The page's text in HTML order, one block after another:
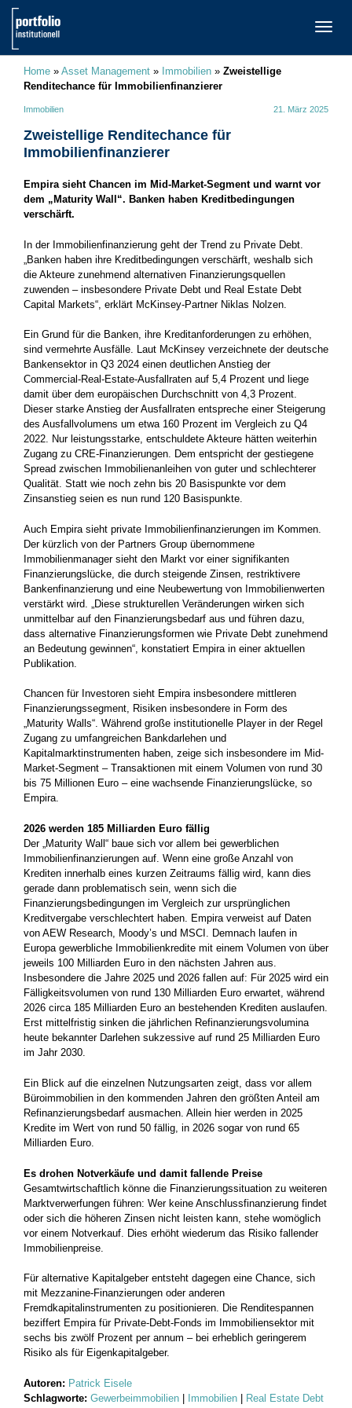
Home » Asset Management » Immobilien » Zweistellige
Renditechance für Immobilienfinanzierer
Immobilien 21. März 2025
Zweistellige Renditechance für
Immobilienfinanzierer
Empira sieht Chancen im Mid-Market-Segment und warnt vor
dem „Maturity Wall“. Banken haben Kreditbedingungen
verschärft.
In der Immobilienfinanzierung geht der Trend zu Private Debt.
„Banken haben ihre Kreditbedingungen verschärft, weshalb sich
die Akteure zunehmend alternativen Finanzierungsquellen
zuwenden – insbesondere Private Debt und Real Estate Debt
Capital Markets“, erklärt McKinsey-Partner Niklas Nolzen.
Ein Grund für die Banken, ihre Kreditanforderungen zu erhöhen,
sind vermehrte Ausfälle. Laut McKinsey verzeichnete der deutsche
Bankensektor in Q3 2024 einen deutlichen Anstieg der
Commercial-Real-Estate-Ausfallraten auf 5,4 Prozent und liege
damit über dem europäischen Durchschnitt von 4,3 Prozent.
Dieser starke Anstieg der Ausfallraten entspreche einer Steigerung
des Ausfallvolumens um etwa 160 Prozent im Vergleich zu Q4
2022. Nur leistungsstarke, entschuldete Akteure hätten weiterhin
Zugang zu CRE-Finanzierungen. Dem entspricht der gestiegene
Spread zwischen Immobilienanleihen von guter und schlechterer
Qualität. Statt wie noch zehn bis 20 Basispunkte vor dem
Zinsanstieg seien es nun rund 120 Basispunkte.
Auch Empira sieht private Immobilienfinanzierungen im Kommen.
Der kürzlich von der Partners Group übernommene
Immobilienmanager sieht den Markt vor einer signifikanten
Finanzierungslücke, die durch steigende Zinsen, restriktivere
Bankenfinanzierung und eine Neubewertung von Immobilienwerten
verstärkt wird. „Diese strukturellen Veränderungen wirken sich
unmittelbar auf den Finanzierungsbedarf aus und führen dazu,
dass alternative Finanzierungsformen wie Private Debt zunehmend
an Bedeutung gewinnen“, konstatiert Empira in einer aktuellen
Publikation.
Chancen für Investoren sieht Empira insbesondere mittleren
Finanzierungssegment, Risiken insbesondere in Form des
„Maturity Walls“. Während große institutionelle Player in der Regel
Zugang zu umfangreichen Bankdarlehen und
Kapitalmarktinstrumenten haben, zeige sich insbesondere im Mid-
Market-Segment – Transaktionen mit einem Volumen von rund 30
bis 75 Millionen Euro – eine wachsende Finanzierungslücke, so
Empira.
2026 werden 185 Milliarden Euro fällig
Der „Maturity Wall“ baue sich vor allem bei gewerblichen
Immobilienfinanzierungen auf. Wenn eine große Anzahl von
Krediten innerhalb eines kurzen Zeitraums fällig wird, kann dies
gerade dann problematisch sein, wenn sich die
Finanzierungsbedingungen im Vergleich zur ursprünglichen
Kreditvergabe verschlechtert haben. Empira verweist auf Daten
von AEW Research, Moody’s und MSCI. Demnach laufen in
Europa gewerbliche Immobilienkredite mit einem Volumen von über
jeweils 100 Milliarden Euro in den nächsten Jahren aus.
Insbesondere die Jahre 2025 und 2026 fallen auf: Für 2025 wird ein
Fälligkeitsvolumen von rund 130 Milliarden Euro erwartet, während
2026 circa 185 Milliarden Euro an bestehenden Krediten auslaufen.
Erst mittelfristig sinken die jährlichen Refinanzierungsvolumina
heute bekannter Darlehen sukzessive auf rund 25 Milliarden Euro
im Jahr 2030.
Ein Blick auf die einzelnen Nutzungsarten zeigt, dass vor allem
Büroimmobilien in den kommenden Jahren den größten Anteil am
Refinanzierungsbedarf ausmachen. Allein hier werden in 2025
Kredite im Wert von rund 50 fällig, in 2026 sogar von rund 65
Milliarden Euro.
Es drohen Notverkäufe und damit fallende Preise
Gesamtwirtschaftlich könne die Finanzierungssituation zu weiteren
Marktverwerfungen führen: Wer keine Anschlussfinanzierung findet
oder sich die höheren Zinsen nicht leisten kann, stehe womöglich
vor einem Notverkauf. Dies erhöht wiederum das Risiko fallender
Immobilienpreise.
Für alternative Kapitalgeber entsteht dagegen eine Chance, sich
mit Mezzanine-Finanzierungen oder anderen
Fremdkapitalinstrumenten zu positionieren. Die Renditespannen
beziffert Empira für Private-Debt-Fonds im Immobiliensektor mit
sechs bis zwölf Prozent per annum – bei erheblich geringerem
Risiko als für Eigenkapitalgeber.
Autoren: Patrick Eisele
Schlagworte: Gewerbeimmobilien | Immobilien | Real Estate Debt